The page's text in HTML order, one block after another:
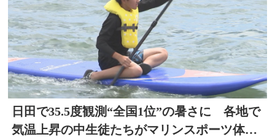
日田で35.5度観測“全国1位”の暑さに 各地で
気温上昇の中生徒たちがマリンスポーツ体